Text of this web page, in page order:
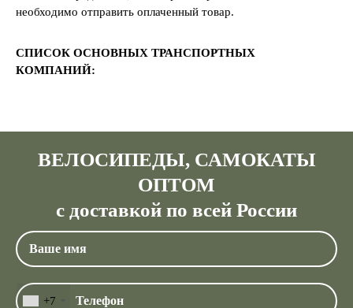
необходимо отправить оплаченный товар.
СПИСОК ОСНОВНЫХ ТРАНСПОРТНЫХ
КОМПАНИЙ:
ВЕЛОСИПЕДЫ, САМОКАТЫ
ОПТОМ
с доставкой по всей России
+7